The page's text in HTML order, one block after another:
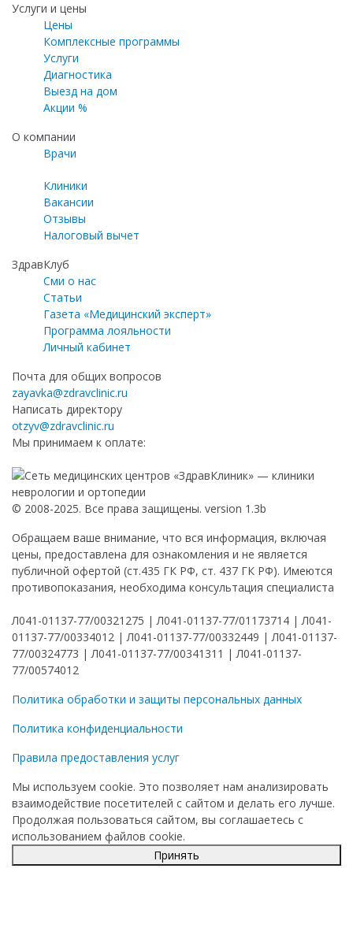
Услуги и цены
Цены
Комплексные программы
Услуги
Диагностика
Выезд на дом
Акции %
О компании
Врачи
Клиники
Вакансии
Отзывы
Налоговый вычет
ЗдравКлуб
Сми о нас
Статьи
Газета «Медицинский эксперт»
Программа лояльности
Личный кабинет
Почта для общих вопросов
zayavka@zdravclinic.ru
Написать директору
otzyv@zdravclinic.ru
Мы принимаем к оплате:
© 2008-2025. Все права защищены. version 1.3b
Обращаем ваше внимание, что вся информация, включая
цены, предоставлена для ознакомления и не является
публичной офертой (ст.435 ГК РФ, ст. 437 ГК РФ). Имеются
противопоказания, необходима консультация специалиста
Л041-01137-77/00321275 | Л041-01137-77/01173714 | Л041-
01137-77/00334012 | Л041-01137-77/00332449 | Л041-01137-
77/00324773 | Л041-01137-77/00341311 | Л041-01137-
77/00574012
Политика обработки и защиты персональных данных
Политика конфиденциальности
Правила предоставления услуг
Мы используем cookie. Это позволяет нам анализировать
взаимодействие посетителей с сайтом и делать его лучше.
Продолжая пользоваться сайтом, вы соглашаетесь с
использованием файлов cookie.
Принять